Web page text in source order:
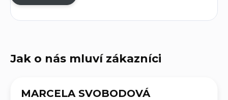
MARCELA SVOBODOVÁ